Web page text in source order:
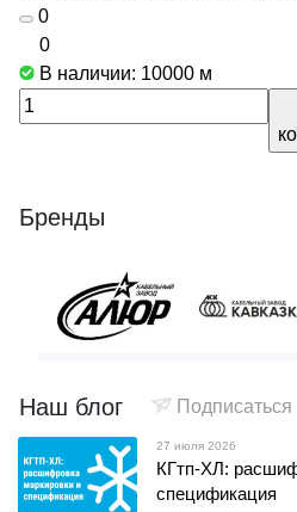
0
0
В наличии: 10000 м
Бренды
Наш блог Подписаться
27 июля 2026
КГтп-ХЛ:
спецификация